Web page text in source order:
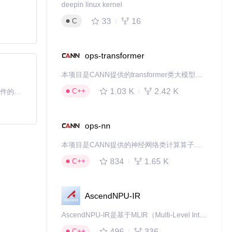
基于Python的Xiaozhi AI，适用于想要完整Xiaozhi体验而无需拥有专用硬件的用户。
deepin linux kernel
C
33 16
ops-transformer
本项目是CANN提供的transformer类大模型算子库，实现网络在NPU上加速计算。
C++
1.03 K 2.42 K
ops-nn
本项目是CANN提供的神经网络类计算算子库，实现网络在NPU上加速计算。
C++
834 1.65 K
AscendNPU-IR
AscendNPU-IR是基于MLIR（Multi-Level Intermediate Representation）构建的，面向昇腾亲和算子编译时使用的中间表示，提供昇腾完备表达能力，通过编译优化提升昇腾AI处理器计算效率，支持通过生态框架使能昇腾AI处理器与深度调优